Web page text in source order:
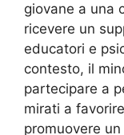
giovane a una
ricevere un
educatori e
contesto, il
partecipare a
mirati a
promuovere